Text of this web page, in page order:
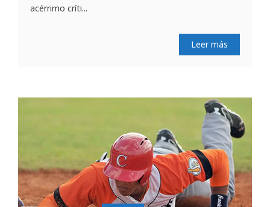
acérrimo críti...
Leer más